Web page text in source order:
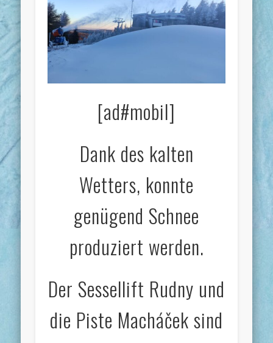
[ad#mobil]
Dank des kalten
Wetters, konnte
genügend Schnee
produziert werden.
Der Sessellift Rudny und
die Piste Macháček sind